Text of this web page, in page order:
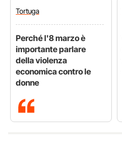
Tortuga
Perché l'8 marzo è
importante parlare
della violenza
economica contro le
donne